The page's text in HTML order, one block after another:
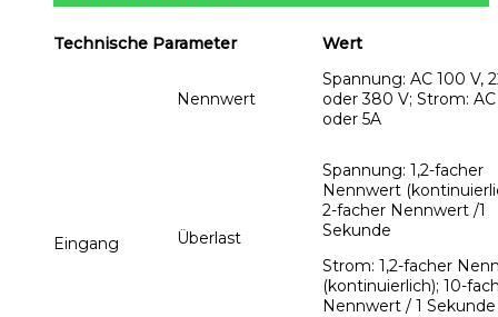
Technische Parameter Wert
Eingang
Nennwert
Spannung: AC 100 V,
oder 380 V; Strom: AC
oder 5A
Überlast
Spannung: 1,2-facher
Nennwert
2-facher Nennwert /1
Sekunde
Strom: 1,2-facher
(kontinuierlich); 10-
Nennwert / 1 Sekunde